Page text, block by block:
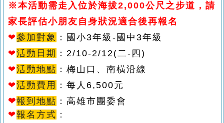
※本活動需走入位於海拔2,000公尺之步道，請
家長評估小朋友自身狀況適合後再報名
❤參加對象 ：國小3年級-國中3年級
❤活動日期 ： 2/10-2/12(二-四)
❤活動地點 ：梅山口、南橫沿線
❤活動費用
：每人6,500元
❤報到地點 ： 高雄市團委會
❤報名方式 ：